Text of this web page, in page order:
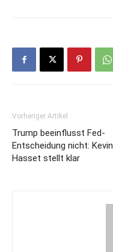
Vorheriger Artikel
Trump beeinflusst Fed-
Entscheidung nicht: Kevin
Hasset stellt klar